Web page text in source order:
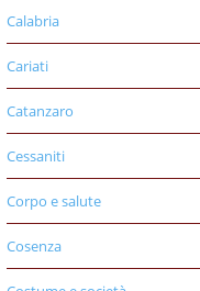
Calabria
Cariati
Catanzaro
Cessaniti
Corpo e salute
Cosenza